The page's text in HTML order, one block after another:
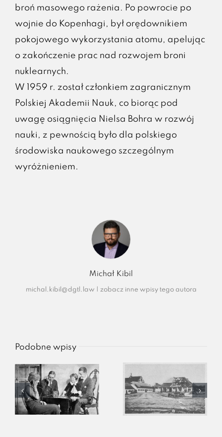
broń masowego rażenia. Po powrocie po
wojnie do Kopenhagi, był orędownikiem
pokojowego wykorzystania atomu, apelując
o zakończenie prac nad rozwojem broni
nuklearnych.
W 1959 r. został członkiem zagranicznym
Polskiej Akademii Nauk, co biorąc pod
uwagę osiągnięcia Nielsa Bohra w rozwój
nauki, z pewnością było dla polskiego
środowiska naukowego szczególnym
wyróżnieniem.
Michał Kibil
michal.kibil@dgtl.law zobacz inne wpisy tego autora
Podobne wpisy